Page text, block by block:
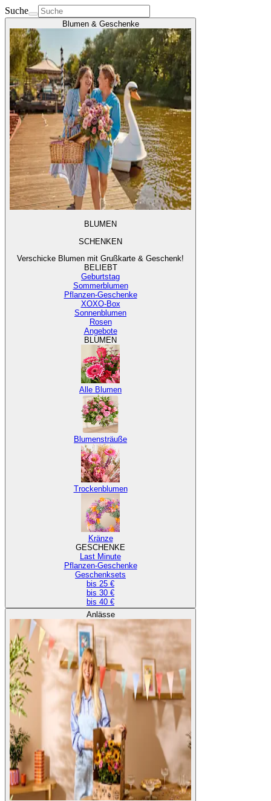
Suche
Blumen & Geschenke
BLUMEN
SCHENKEN
Verschicke Blumen mit Grußkarte & Geschenk!
BELIEBT
Geburtstag
Sommerblumen
Pflanzen-Geschenke
XOXO-Box
Sonnenblumen
Rosen
Angebote
BLUMEN
Alle Blumen
Blumensträuße
Trockenblumen
Kränze
GESCHENKE
Last Minute
Pflanzen-Geschenke
Geschenksets
bis 25 €
bis 30 €
bis 40 €
Anlässe